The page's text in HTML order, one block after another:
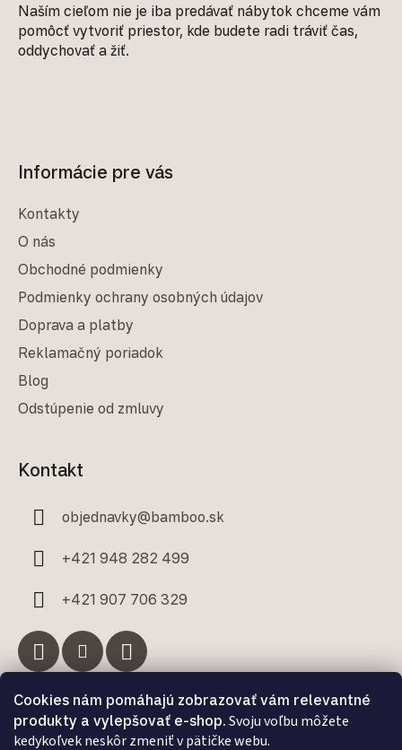
Cookies nám pomáhajú zobrazovať vám relevantné
produkty a vylepšovať e-shop. Svoju voľbu môžete
kedykoľvek neskôr zmeniť v pätičke webu.
Naším cieľom nie je iba predávať nábytok chceme vám
pomôcť vytvoriť priestor, kde budete radi tráviť čas,
oddychovať a žiť.
Informácie pre vás
Kontakty
O nás
Obchodné podmienky
Podmienky ochrany osobných údajov
Doprava a platby
Reklamačný poriadok
Blog
Odstúpenie od zmluvy
Kontakt
objednavky@bamboo.sk
+421 948 282 499
+421 907 706 329
Facebook